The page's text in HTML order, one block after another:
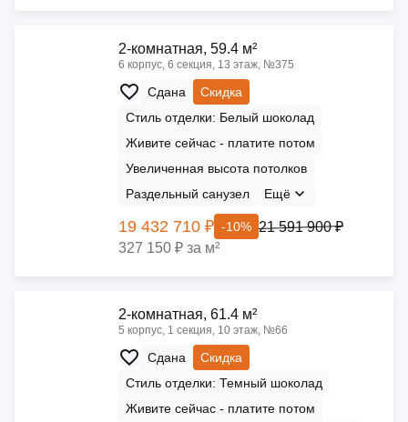
2-комнатная, 59.4 м²
6 корпус, 6 секция, 13 этаж, №375
Сдана
Скидка
Стиль отделки: Белый шоколад
Живите сейчас - платите потом
Увеличенная высота потолков
Раздельный санузел
Ещё
19 432 710 ₽ -10% 21 591 900 ₽
327 150 ₽ за м²
2-комнатная, 61.4 м²
5 корпус, 1 секция, 10 этаж, №66
Сдана
Скидка
Стиль отделки: Темный шоколад
Живите сейчас - платите потом